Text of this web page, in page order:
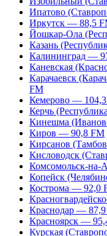
Ипатово
Иркутск — 88,5
Йошкар-Ола
Казань
Калининград —
Каневская
Карачаевск
FM
Кемерово —
Керчь
Кинешма
Киров — 90,8 FM
Кирсанов
Кисловодск
Комсомольск-на-
Копейск
Кострома — 92,0
Краснодар —
Красноярск —
Курская